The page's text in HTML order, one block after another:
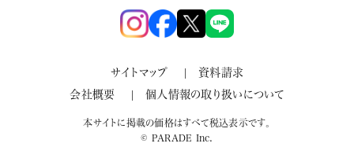
サイトマップ
資料請求
会社概要
個人情報の取り扱いについて
本サイトに掲載の価格はすべて税込表示です。
© PARADE Inc.